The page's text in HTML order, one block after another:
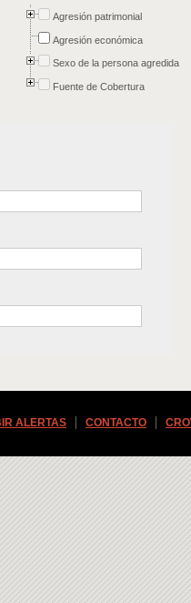
Agresión patrimonial
Agresión económica
Sexo de la persona agredida
Fuente de Cobertura
ALERTAS CONTACTO